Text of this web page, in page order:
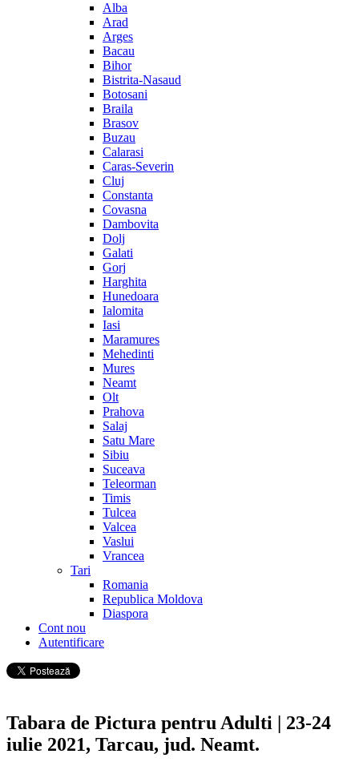
Alba
Arad
Arges
Bacau
Bihor
Bistrita-Nasaud
Botosani
Braila
Brasov
Buzau
Calarasi
Caras-Severin
Cluj
Constanta
Covasna
Dambovita
Dolj
Galati
Gorj
Harghita
Hunedoara
Ialomita
Iasi
Maramures
Mehedinti
Mures
Neamt
Olt
Prahova
Salaj
Satu Mare
Sibiu
Suceava
Teleorman
Timis
Tulcea
Valcea
Vaslui
Vrancea
Tari
Romania
Republica Moldova
Diaspora
Cont nou
Autentificare
Tabara de Pictura pentru Adulti | 23-24
iulie 2021, Tarcau, jud. Neamt.